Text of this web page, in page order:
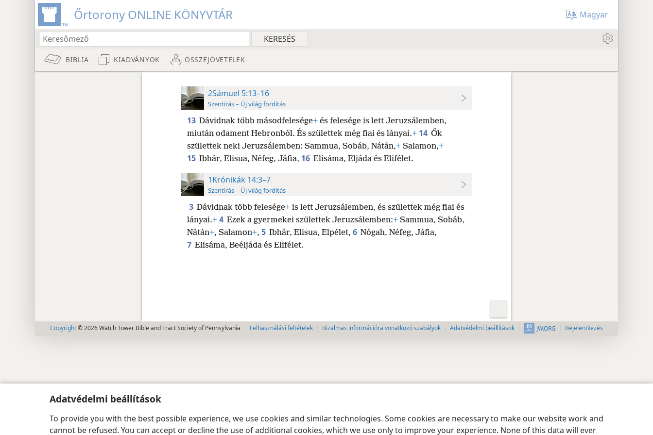
Adatvédelmi beállítások
To provide you with the best possible experience, we use cookies and similar technologies. Some cookies are necessary to make our website work and
cannot be refused. You can accept or decline the use of additional cookies, which we use only to improve your experience. None of this data will ever
Őrtorony ONLINE KÖNYVTÁR Magyar
BIBLIA KIADVÁNYOK ÖSSZEJÖVETELEK
2Sámuel 5:13–16
Szentírás – Új világ fordítás
13 Dávidnak több másodfelesége+és felesége is lett Jeruzsálemben,
miután odament Hebronból. És születtek még fiai és lányai.+ 14 Ők
születtek neki Jeruzsálemben: Sammua, Sobáb, Nátán,+Salamon,+
15 Ibhár, Elisua, Néfeg, Jáfia, 16 Elisáma, Eljáda és Elifélet.
1Krónikák 14:3–7
Szentírás – Új világ fordítás
3 Dávidnak több felesége+is lett Jeruzsálemben, és születtek még fiai és
lányai.+ 4 Ezek a gyermekei születtek Jeruzsálemben:+Sammua, Sobáb,
Nátán+, Salamon+, 5 Ibhár, Elisua, Elpélet, 6 Nógah, Néfeg, Jáfia,
7 Elisáma, Beéljáda és Elifélet.
Copyright© 2026 Watch Tower Bible and Tract Society of Pennsylvania Felhasználási feltételek Bizalmas információra vonatkozó szabályok Adatvédelmi beállítások JW.ORG Bejelentkezés